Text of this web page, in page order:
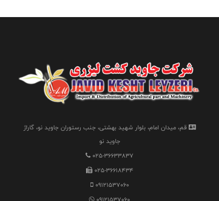
قم، میدان امام، بلوار شهید بهشتی، جنب رستوران جاوید نو، گاراژ
جاوید نو
025-36633837
025-36618434
09121537060